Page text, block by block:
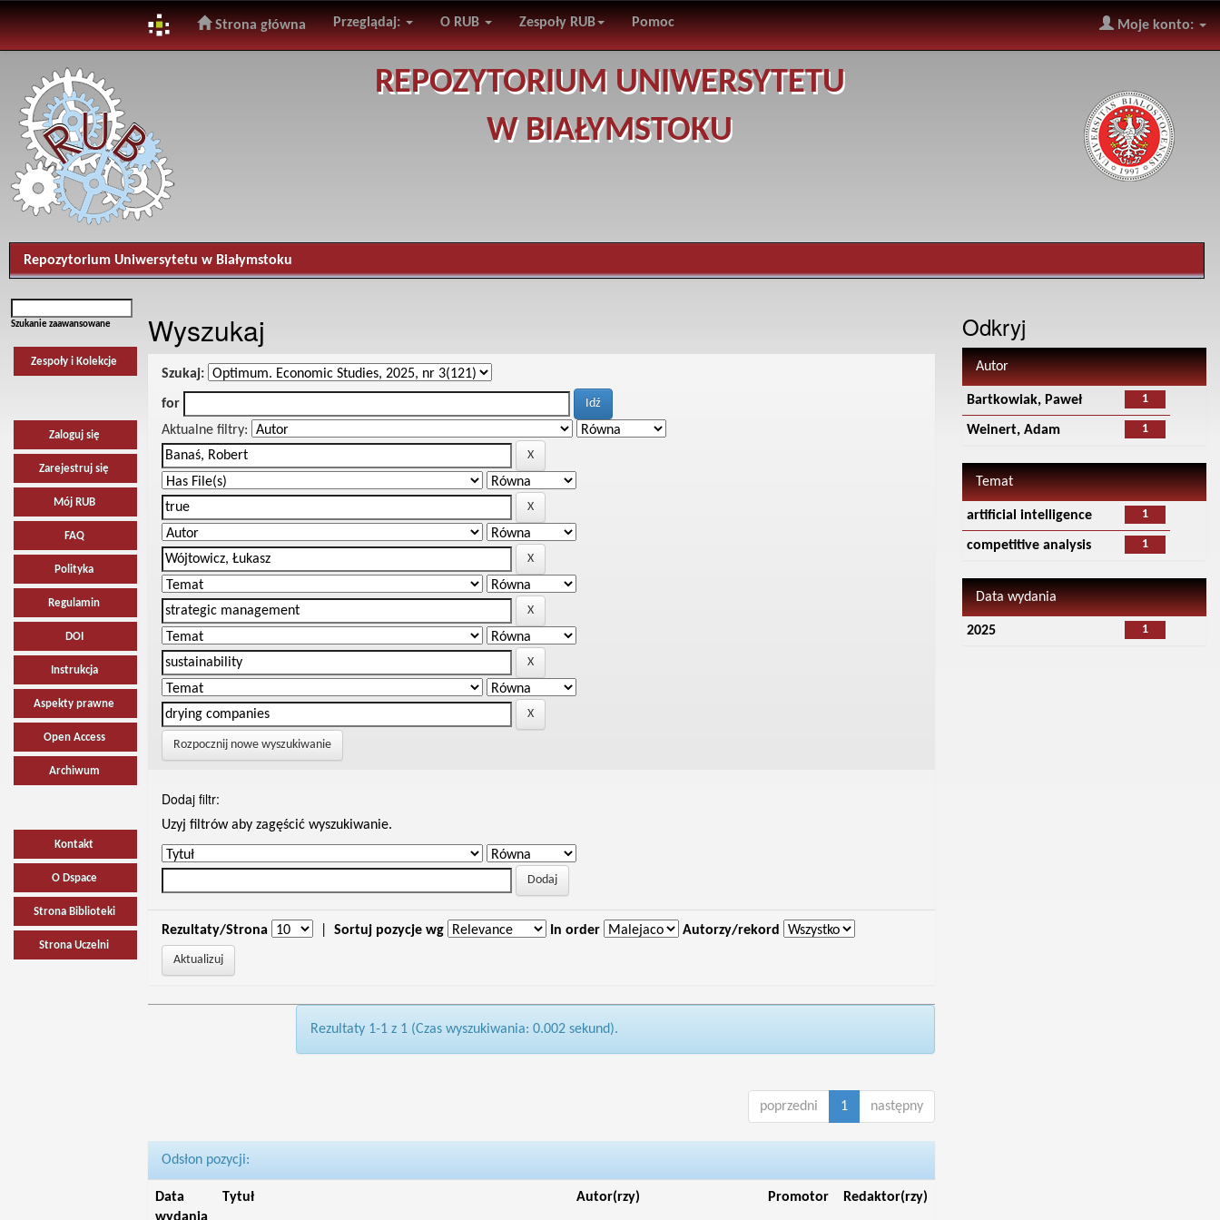
navigation
Strona główna Przeglądaj: O RUB Zespoły RUB Pomoc Moje konto:
REPOZYTORIUM UNIWERSYTETU
W BIAŁYMSTOKU
Repozytorium Uniwersytetu w Białymstoku
Szukanie zaawansowane
Zespoły i Kolekcje
Zaloguj się
Zarejestruj się
Mój RUB
FAQ
Polityka
Regulamin
DOI
Instrukcja
Aspekty prawne
Open Access
Archiwum
Kontakt
O Dspace
Strona Biblioteki
Strona Uczelni
Wyszukaj
Szukaj:
for
Aktualne filtry:
Rozpocznij nowe wyszukiwanie
Dodaj filtr:
Uzyj filtrów aby zagęścić wyszukiwanie.
Rezultaty/Strona Sortuj pozycje wg In order Autorzy/rekord
Rezultaty 1-1 z 1 (Czas wyszukiwania: 0.002 sekund).
poprzedni 1 następny
Odsłon pozycji:
Data
Tytuł Autor(rzy) Promotor Redaktor(rzy)
Odkryj
Autor
1
Bartkowiak, Paweł
1
Weinert, Adam
Temat
1
artificial intelligence
1
competitive analysis
Data wydania
1
2025